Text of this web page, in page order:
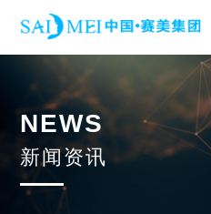
业务范围
核心业务 合作模式 合作流程
NEWS
新闻资讯